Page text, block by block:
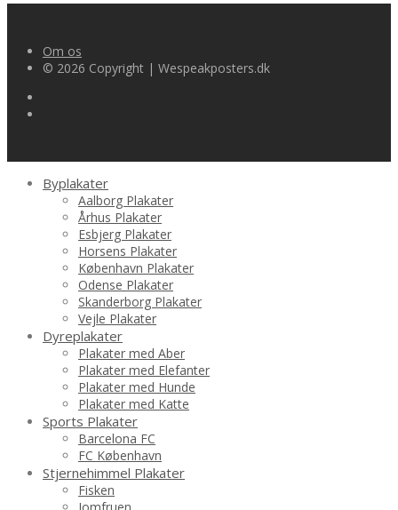
Om os
© 2026 Copyright | Wespeakposters.dk
Byplakater
Aalborg Plakater
Århus Plakater
Esbjerg Plakater
Horsens Plakater
København Plakater
Odense Plakater
Skanderborg Plakater
Vejle Plakater
Dyreplakater
Plakater med Aber
Plakater med Elefanter
Plakater med Hunde
Plakater med Katte
Sports Plakater
Barcelona FC
FC København
Stjernehimmel Plakater
Fisken